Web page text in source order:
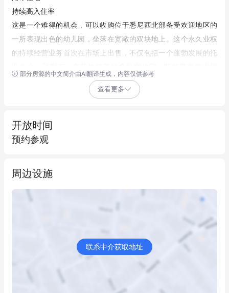
持续高入住率
这是一个难得的机会，可以收购位于悉尼西北部备受欢迎地区的
一所表现出色的幼儿园，坐落在宽敞的双块地上。这个永久业权
的持续经营业务首次在市场上出售，不仅包括一个蓬勃发展的托
该幼儿园一直保持高入住率，在当地社区享有良好声誉。由于已
主要投资亮点：
永久业权幼儿园附带住宅
收费结构低于市场平均水平 - 具有强劲的涨价潜力
多个内部房间可转换为额外的托儿空间，需市政厅批准
位于适合家庭、风景优美的地区，靠近公立学校和各种便利设施
这是一个独特的机会，可以获得一个具有明确增长前景的优质幼
儿园资产。无论您是经验丰富的经营者还是战略投资者，这个项
目都能在位置、性能和长期潜力方面满足您的需求。
价格面议 - 适合寻求优质资产的高级投资者 - 仅接受保密询问
部分房源的中文简介由AI翻译生成，内容仅供参考
查看更多
开放时间
预约参观
周边设施
联系中介获取地址